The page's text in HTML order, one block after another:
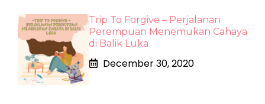
Trip To Forgive – Perjalanan
Perempuan Menemukan Cahaya
di Balik Luka
December 30, 2020